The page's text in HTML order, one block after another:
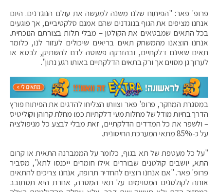
פרופ' פאר: "הפיתוח שלנו משנה למעשה את עולם הנוגדנים. היום
אנחנו מציפים את הגוף בנוגדנים שהם אמנם סלקטיביים, אך פוגעים
בכל התאים שמבטאים את הקולטן – מבלי תלות בצורתם הנוכחית.
אנחנו הוצאנו מהמשחק תאים בריאים שיכולים לעזור לנו, כלומר
תאים שאינם דלקתיים, ובהזרקה פשוטה לדם להשתיק, לבטא או
לערוך גן מסוים אך ורק בתאים הדלקתיים באותו רגע נתון".
במסגרת המחקר, פרופ' פאר וצוותו הצליחו להדגים את הפיתוח פורץ
הדרך בחיות מודל של מחלות מעי דלקתיות כמו מחלת קרוהן וקוליטיס
– ולשפר את כל המדדים הדלקתיים, זאת מבלי לבצע כל מניפולציה
על כ-85% מתאי המערכת החיסונית.
"על כל מעטפת של תא בגוף, כלומר על הממברנה התאית או קרום
התא, יושבים קולטנים שבוררים אילו חומרים ייכנסו לתא", מסביר
פרופ' פאר. "אם אנחנו רוצים להחדיר תרופה, אנחנו צריכים להתאים
אותה לקולטנים המסוימים על תאי המטרה, אחרת היא תסתובב